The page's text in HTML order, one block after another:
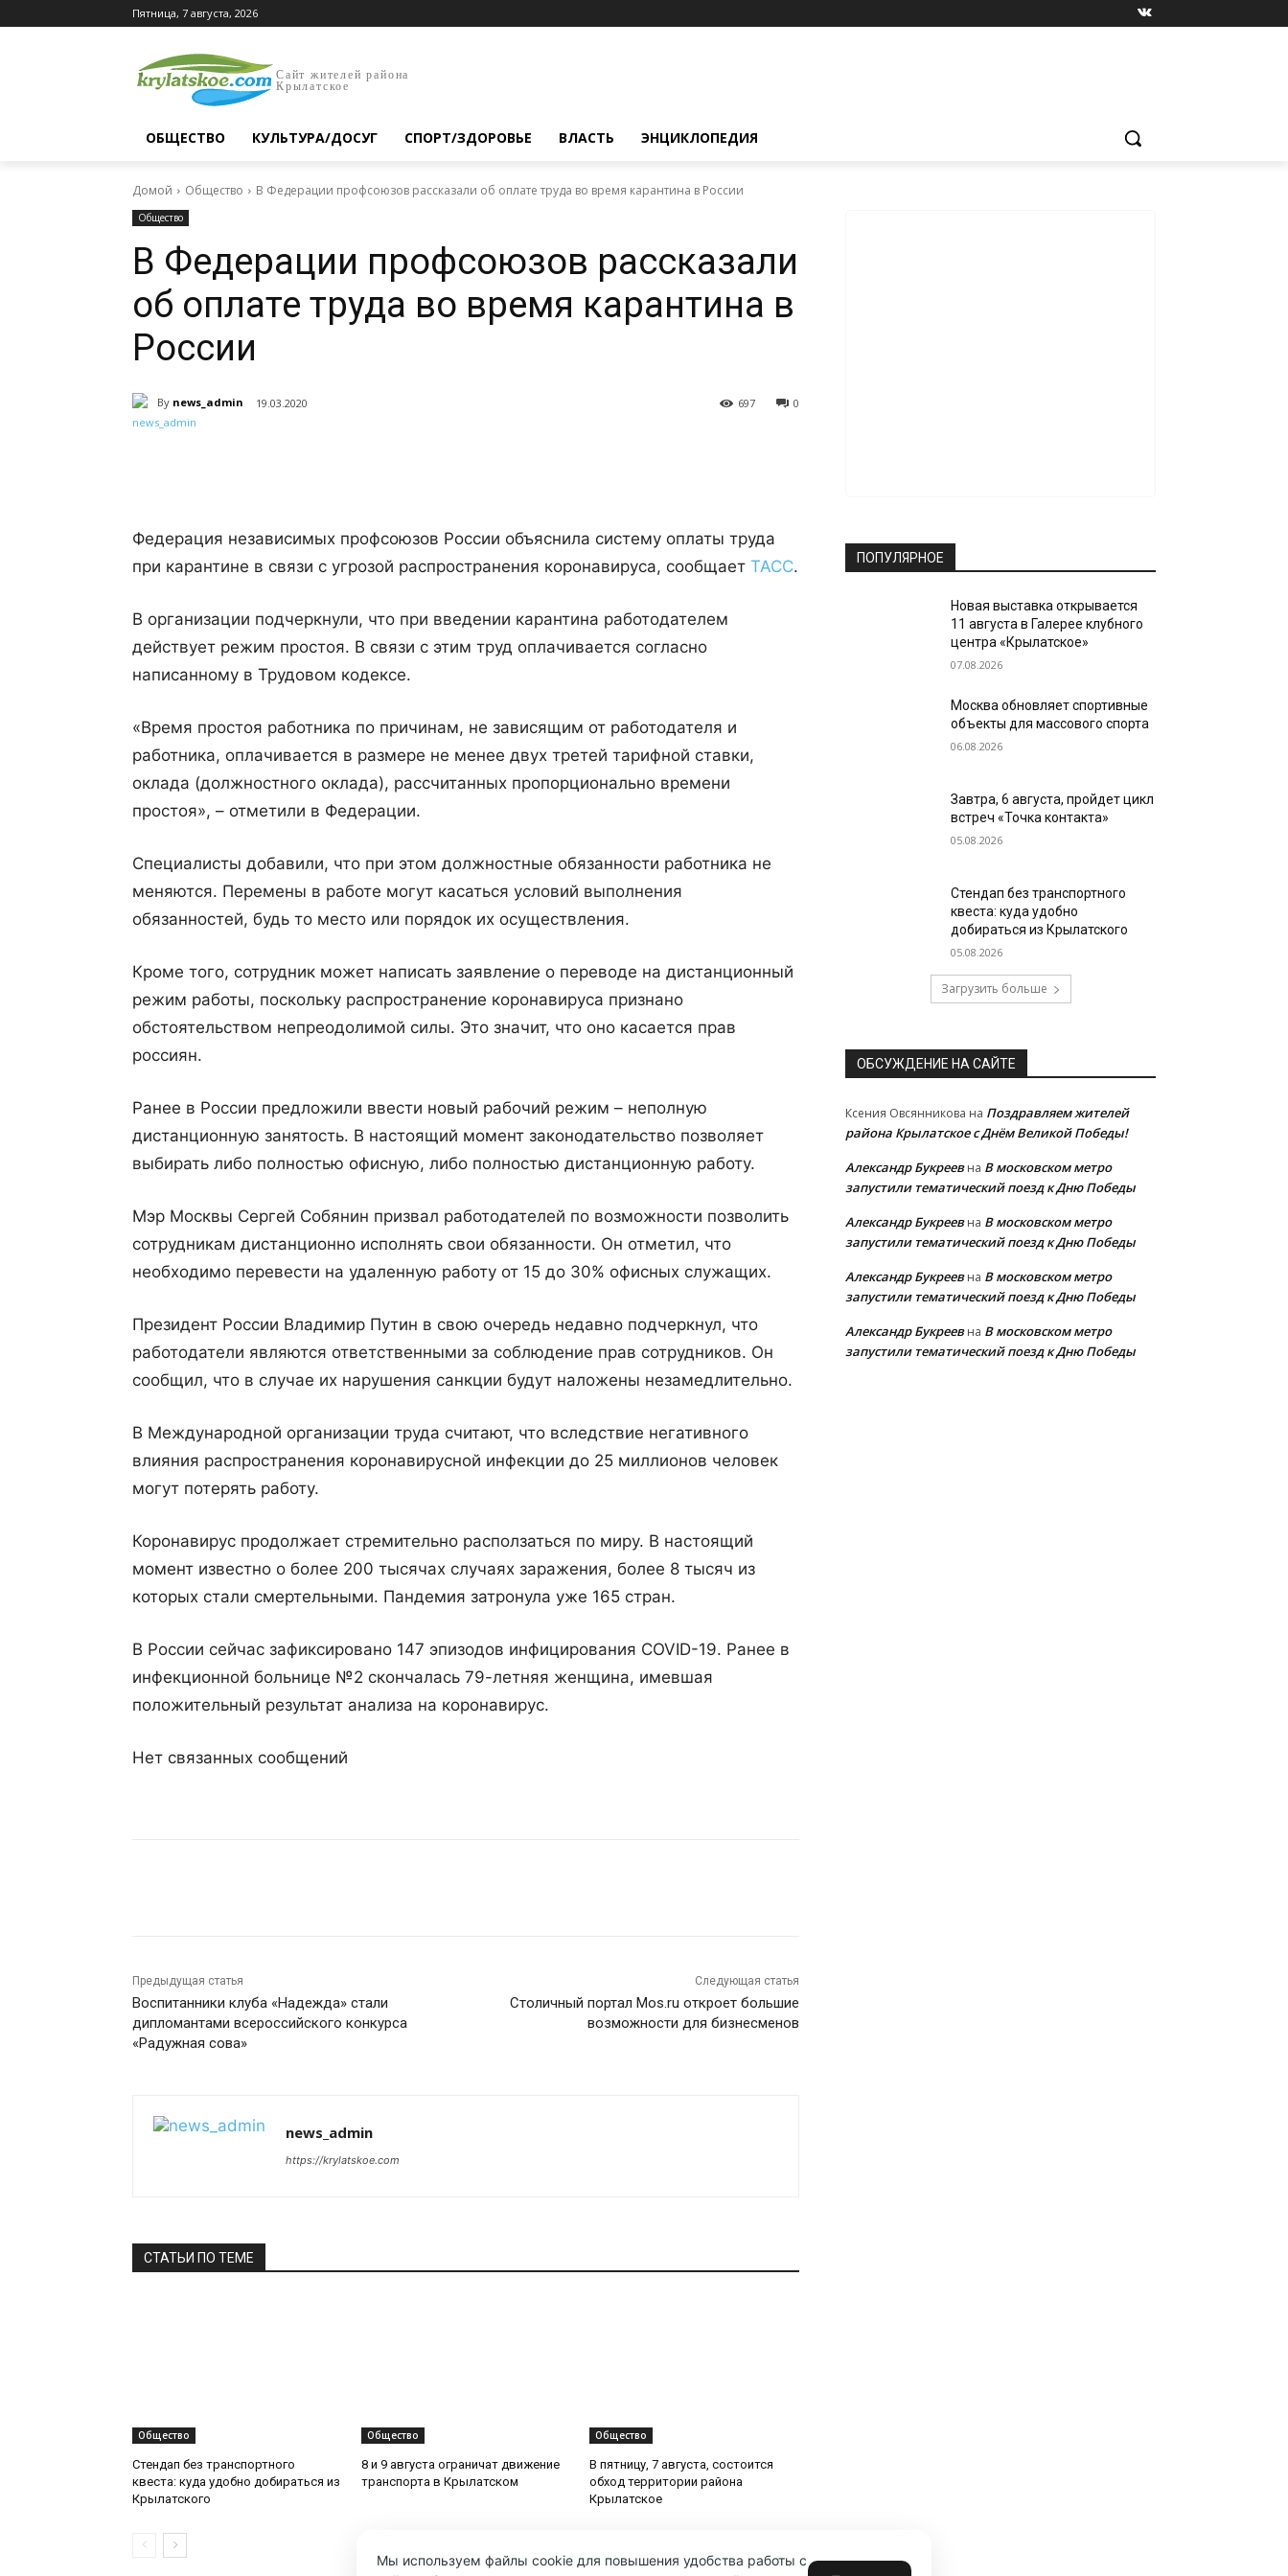
Пятница, 7 августа, 2026
Сайт жителей района
Крылатское
ОБЩЕСТВО КУЛЬТУРА/ДОСУГ СПОРТ/ЗДОРОВЬЕ ВЛАСТЬ ЭНЦИКЛОПЕДИЯ
Домой Общество В Федерации профсоюзов рассказали об оплате труда во время карантина в России
Общество
В Федерации профсоюзов рассказали
об оплате труда во время карантина в
России
By news_admin 19.03.2020 0
697
Федерация независимых профсоюзов России объяснила систему оплаты труда
при карантине в связи с угрозой распространения коронавируса, сообщает ТАСС.
В организации подчеркнули, что при введении карантина работодателем
действует режим простоя. В связи с этим труд оплачивается согласно
написанному в Трудовом кодексе.
«Время простоя работника по причинам, не зависящим от работодателя и
работника, оплачивается в размере не менее двух третей тарифной ставки,
оклада (должностного оклада), рассчитанных пропорционально времени
простоя», – отметили в Федерации.
Специалисты добавили, что при этом должностные обязанности работника не
меняются. Перемены в работе могут касаться условий выполнения
обязанностей, будь то место или порядок их осуществления.
Кроме того, сотрудник может написать заявление о переводе на дистанционный
режим работы, поскольку распространение коронавируса признано
обстоятельством непреодолимой силы. Это значит, что оно касается прав
россиян.
Ранее в России предложили ввести новый рабочий режим – неполную
дистанционную занятость. В настоящий момент законодательство позволяет
выбирать либо полностью офисную, либо полностью дистанционную работу.
Мэр Москвы Сергей Собянин призвал работодателей по возможности позволить
сотрудникам дистанционно исполнять свои обязанности. Он отметил, что
необходимо перевести на удаленную работу от 15 до 30% офисных служащих.
Президент России Владимир Путин в свою очередь недавно подчеркнул, что
работодатели являются ответственными за соблюдение прав сотрудников. Он
сообщил, что в случае их нарушения санкции будут наложены незамедлительно.
В Международной организации труда считают, что вследствие негативного
влияния распространения коронавирусной инфекции до 25 миллионов человек
могут потерять работу.
Коронавирус продолжает стремительно расползаться по миру. В настоящий
момент известно о более 200 тысячах случаях заражения, более 8 тысяч из
которых стали смертельными. Пандемия затронула уже 165 стран.
В России сейчас зафиксировано 147 эпизодов инфицирования COVID-19. Ранее в
инфекционной больнице №2 скончалась 79-летняя женщина, имевшая
положительный результат анализа на коронавирус.
Нет связанных сообщений
Предыдущая статья
Воспитанники клуба «Надежда» стали
дипломантами всероссийского конкурса
«Радужная сова»
Следующая статья
Столичный портал Mos.ru откроет большие
возможности для бизнесменов
news_admin
https://krylatskoe.com
СТАТЬИ ПО ТЕМЕ
Общество
Стендап без транспортного
квеста: куда удобно добираться из
Крылатского
Общество
8 и 9 августа ограничат движение
транспорта в Крылатском
Общество
В пятницу, 7 августа, состоится
обход территории района
Крылатское
ПОПУЛЯРНОЕ
Новая выставка открывается
11 августа в Галерее клубного
центра «Крылатское»
07.08.2026
Москва обновляет спортивные
объекты для массового спорта
06.08.2026
Завтра, 6 августа, пройдет цикл
встреч «Точка контакта»
05.08.2026
Стендап без транспортного
квеста: куда удобно
добираться из Крылатского
05.08.2026
Загрузить больше
ОБСУЖДЕНИЕ НА САЙТЕ
Ксения Овсянникова на Поздравляем жителей
района Крылатское с Днём Великой Победы!
Александр Букреевна В московском метро
запустили тематический поезд к Дню Победы
Александр Букреевна В московском метро
запустили тематический поезд к Дню Победы
Александр Букреевна В московском метро
запустили тематический поезд к Дню Победы
Александр Букреевна В московском метро
запустили тематический поезд к Дню Победы
Мы используем файлы cookie для повышения удобства работы с